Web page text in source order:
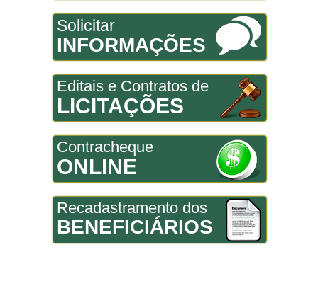
Solicitar
INFORMAÇÕES
Editais e Contratos de
LICITAÇÕES
Contracheque
ONLINE
Recadastramento dos
BENEFICIÁRIOS